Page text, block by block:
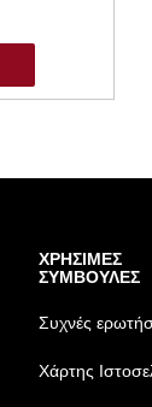
ΧΡΗΣΙΜΕΣ
ΣΥΜΒΟΥΛΕΣ
Συχνές
Χάρτης